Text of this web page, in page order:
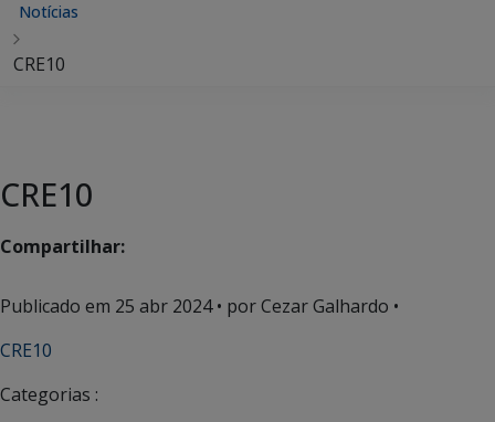
Notícias
CRE10
CRE10
Compartilhar:
Publicado em 25 abr 2024• por Cezar Galhardo •
CRE10
Categorias :